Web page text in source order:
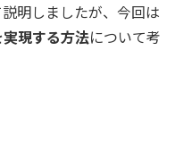
明しましたが、今回は
現する方法について考